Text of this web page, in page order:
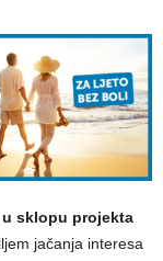
u sklopu projekta
jačanja interesa